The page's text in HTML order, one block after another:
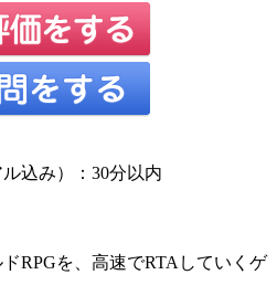
込み）：30分以内
RPGを、高速でRTAしていくゲ